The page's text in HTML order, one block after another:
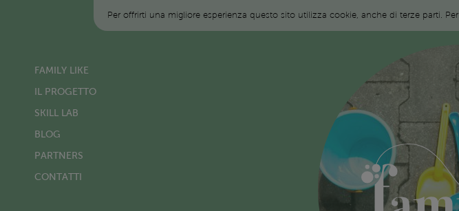
Per offrirti una migliore esperienza questo sito utilizza cookie, anche di terze parti.
FAMILY LIKE
IL PROGETTO
SKILL LAB
BLOG
PARTNERS
CONTATTI